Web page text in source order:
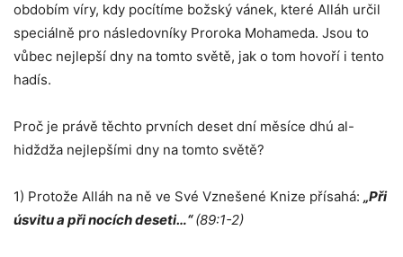
obdobím víry, kdy pocítíme božský vánek, které Alláh určil
speciálně pro následovníky Proroka Mohameda. Jsou to
vůbec nejlepší dny na tomto světě, jak o tom hovoří i tento
hadís.
Proč je právě těchto prvních deset dní měsíce dhú al-
hidždža nejlepšími dny na tomto světě?
1) Protože Alláh na ně ve Své Vznešené Knize přísahá: „Při
úsvitu a při nocích deseti…“(89:1-2)